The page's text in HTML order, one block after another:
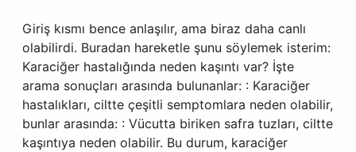
Giriş kısmı bence anlaşılır, ama biraz daha canlı
olabilirdi. Buradan hareketle şunu söylemek isterim:
Karaciğer hastalığında neden kaşıntı var? İşte
arama sonuçları arasında bulunanlar: : Karaciğer
hastalıkları, ciltte çeşitli semptomlara neden olabilir,
bunlar arasında: : Vücutta biriken safra tuzları, ciltte
kaşıntıya neden olabilir. Bu durum, karaciğer